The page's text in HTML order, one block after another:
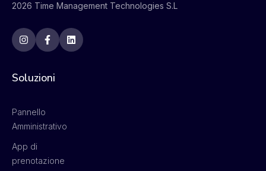
2026 Time Management Technologies S.L
Soluzioni
Pannello
Amministrativo
App di
prenotazione